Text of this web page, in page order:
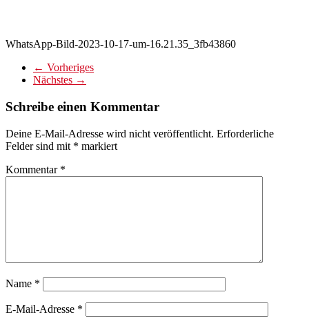
WhatsApp-Bild-2023-10-17-um-16.21.35_3fb43860
← Vorheriges
Nächstes →
Schreibe einen Kommentar
Deine E-Mail-Adresse wird nicht veröffentlicht. Erforderliche
Felder sind mit * markiert
Kommentar *
Name *
E-Mail-Adresse *